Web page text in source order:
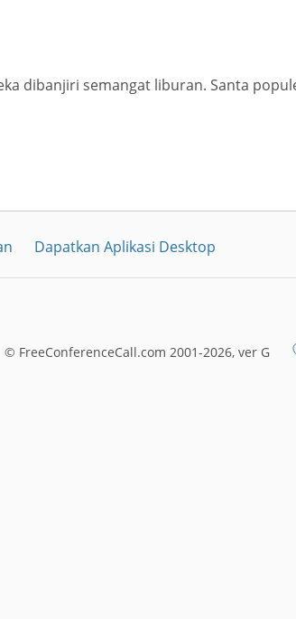
dibanjiri semangat liburan. Santa
Dapatkan Aplikasi Desktop
© FreeConferenceCall.com 2001-2026, ver G